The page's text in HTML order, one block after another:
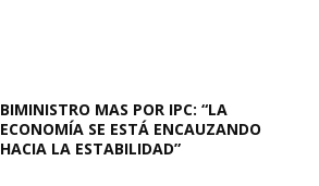
BIMINISTRO MAS POR IPC: “LA
ECONOMÍA SE ESTÁ ENCAUZANDO
HACIA LA ESTABILIDAD”